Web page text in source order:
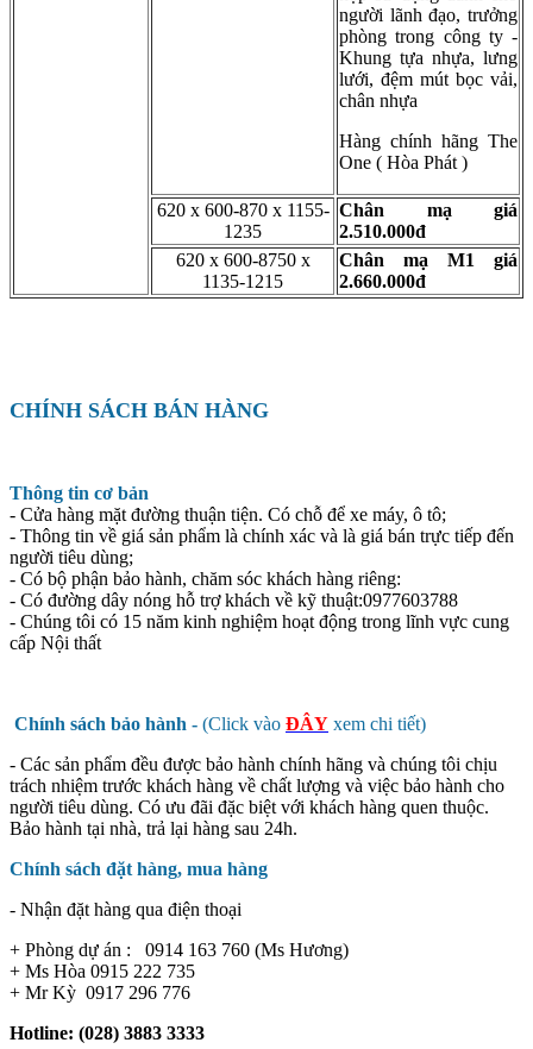
người lãnh đạo, trưởng
phòng trong công ty -
Khung tựa nhựa, lưng
lưới, đệm mút bọc vải,
chân nhựa
Hàng chính hãng The
One ( Hòa Phát )
620 x 600-870 x 1155-
1235
Chân mạ giá
2.510.000đ
620 x 600-8750 x
1135-1215
Chân mạ M1
giá
2.660.000đ
CHÍNH SÁCH BÁN HÀNG
Thông tin cơ bản
- Cửa hàng mặt đường thuận tiện. Có chỗ để xe máy, ô tô;
- Thông tin về giá sản phẩm là chính xác và là giá bán trực tiếp đến
người tiêu dùng;
- Có bộ phận bảo hành, chăm sóc khách hàng riêng:
- Có đường dây nóng hỗ trợ khách về kỹ thuật:0977603788
- Chúng tôi có 15 năm kinh nghiệm hoạt động trong lĩnh vực cung
cấp Nội thất
Chính sách bảo hành - (Click vào ĐÂY xem chi tiết)
- Các sản phẩm đều được bảo hành chính hãng và chúng tôi chịu
trách nhiệm trước khách hàng về chất lượng và việc bảo hành cho
người tiêu dùng. Có ưu đãi đặc biệt với khách hàng quen thuộc.
Bảo hành tại nhà, trả lại hàng sau 24h.
Chính sách đặt hàng, mua hàng
- Nhận đặt hàng qua điện thoại
+ Phòng dự án : 0914 163 760 (Ms Hương)
+ Ms Hòa 0915 222 735
+ Mr Kỳ 0917 296 776
Hotline: (028) 3883 3333